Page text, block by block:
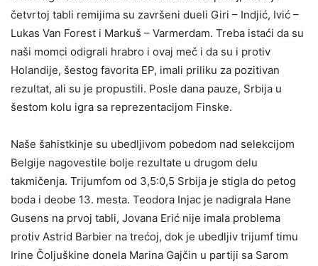
četvrtoj tabli remijima su završeni dueli Giri – Indjić, Ivić –
Lukas Van Forest i Markuš – Varmerdam. Treba istaći da su
naši momci odigrali hrabro i ovaj meč i da su i protiv
Holandije, šestog favorita EP, imali priliku za pozitivan
rezultat, ali su je propustili. Posle dana pauze, Srbija u
šestom kolu igra sa reprezentacijom Finske.
Naše šahistkinje su ubedljivom pobedom nad selekcijom
Belgije nagovestile bolje rezultate u drugom delu
takmičenja. Trijumfom od 3,5:0,5 Srbija je stigla do petog
boda i deobe 13. mesta. Teodora Injac je nadigrala Hane
Gusens na prvoj tabli, Jovana Erić nije imala problema
protiv Astrid Barbier na trećoj, dok je ubedljiv trijumf timu
Irine Čoljuškine donela Marina Gajčin u partiji sa Sarom